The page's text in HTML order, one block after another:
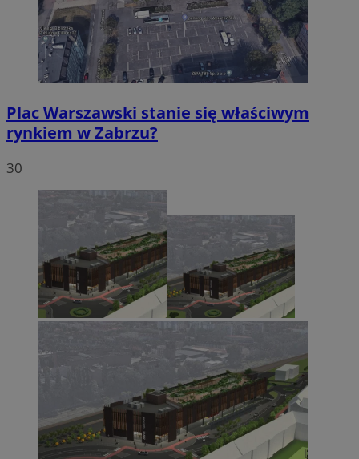
Plac Warszawski stanie się właściwym
rynkiem w Zabrzu?
30
Funkcjonalność Niesklasyfikowane
Funkcjonalność
Niezbędne pliki cookie umożliwiają korzystanie z
podstawowych funkcji strony internetowej, takich jak
logowanie użytkownika i zarządzanie kontem. Bez
niezbędnych plików cookie nie można prawidłowo
korzystać ze strony internetowej.
Nazwa
Provider/
Domena
przechowywania
zabrze.com.pl
MvSessID zabrze.com.pl